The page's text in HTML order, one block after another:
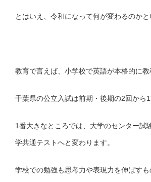
とはいえ、令和になって何が変わるのかと
教育で言えば、小学校で英語が本格的に教
千葉県の公立入試は前期・後期の2回から1
1番大きなところでは、大学のセンター試
学共通テストへと変わります。
学校での勉強も思考力や表現力を伸ばす